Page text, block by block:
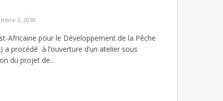
3, 2018
Africaine pour le Développement de la Pêche
a procédé à l’ouverture d’un atelier sous
du projet de...